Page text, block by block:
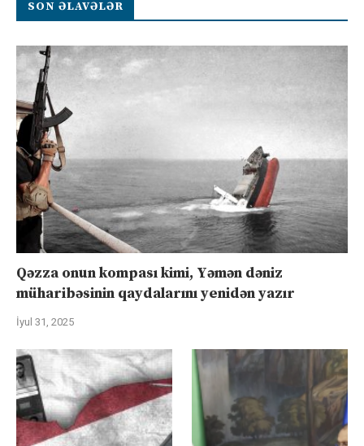
SON ƏLAVƏLƏR
Qəzza onun kompası kimi, Yəmən dəniz
müharibəsinin qaydalarını yenidən yazır
İyul 31, 2025